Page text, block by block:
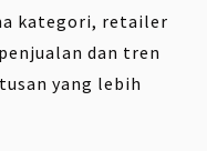
kategori, retailer
dan tren
yang lebih